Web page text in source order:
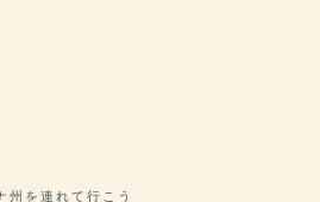
州を連れて行こう